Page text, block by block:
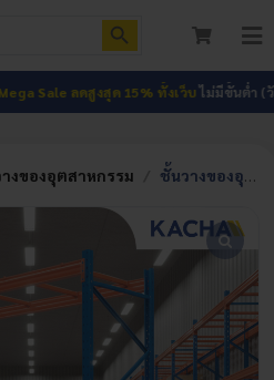
Sale ลดสูงสุด 15% ทั้งเว็บไม่มีขั้นต่ำ (วันนี้
งของอุตสาหกรรม ชั้นวางของอุตสาหกรรม ชั้นวางพาเลท